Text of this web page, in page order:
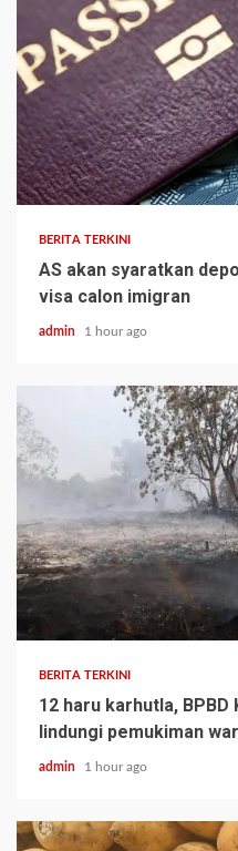
BERITA TERKINI
AS akan syaratkan
visa calon imigran
admin 1 hour ago
BERITA TERKINI
12 haru karhutla,
lindungi pemukiman
admin 1 hour ago